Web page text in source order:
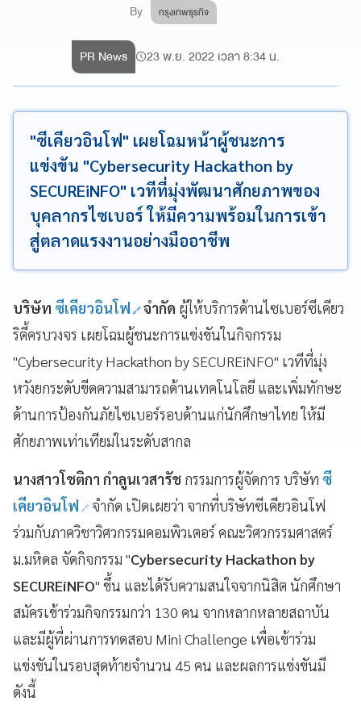
By กรุงเทพธุรกิจ
PR News 23 พ.ย. 2022 เวลา 8:34 น.
"ซีเคียวอินโฟ" เผยโฉมหน้าผู้ชนะการ
แข่งขัน "Cybersecurity Hackathon by
SECUREiNFO" เวทีที่มุ่งพัฒนาศักยภาพของ
บุคลากรไซเบอร์ ให้มีความพร้อมในการเข้า
สู่ตลาดแรงงานอย่างมืออาชีพ
บริษัท ซีเคียวอินโฟ จำกัด ผู้ให้บริการด้านไซเบอร์ซีเคียว
ริตี้ครบวงจร เผยโฉมผู้ชนะการแข่งขันในกิจกรรม
"Cybersecurity Hackathon by SECUREiNFO" เวทีที่มุ่ง
หวังยกระดับขีดความสามารถด้านเทคโนโลยี และเพิ่มทักษะ
ด้านการป้องกันภัยไซเบอร์รอบด้านแก่นักศึกษาไทย ให้มี
ศักยภาพเท่าเทียมในระดับสากล
นางสาวโชติกา กำลูนเวสารัช กรรมการผู้จัดการ บริษัท ซี
เคียวอินโฟ จำกัด เปิดเผยว่า จากที่บริษัทซีเคียวอินโฟ
ร่วมกับภาควิชาวิศวกรรมคอมพิวเตอร์ คณะวิศวกรรมศาสตร์
ม.มหิดล จัดกิจกรรม "Cybersecurity Hackathon by
SECUREiNFO" ขึ้น และได้รับความสนใจจากนิสิต นักศึกษา
สมัครเข้าร่วมกิจกรรมกว่า 130 คน จากหลากหลายสถาบัน
และมีผู้ที่ผ่านการทดสอบ Mini Challenge เพื่อเข้าร่วม
แข่งขันในรอบสุดท้ายจำนวน 45 คน และผลการแข่งขันมี
ดังนี้